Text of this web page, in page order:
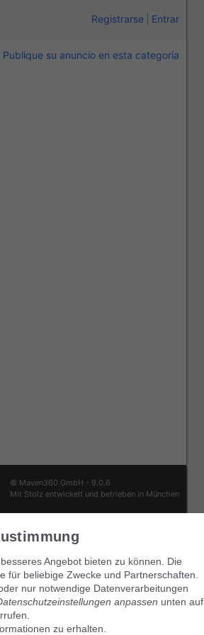
Registrarse Entrar
Publique su anuncio en esta categoría
© Maven360 GmbH - 9.0.6
Mit Stolz entwickelt und betrieben in München
Angebot bieten zu können. Die
für beliebige Zwecke und Partnerschaften.
nur notwendige Datenverarbeitungen
anpassen unten auf
zu erhalten.